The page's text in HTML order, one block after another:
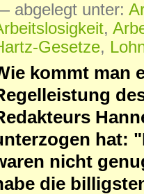
abgelegt unter:
,
Gesetze,
kommt man
hat:
nicht
die